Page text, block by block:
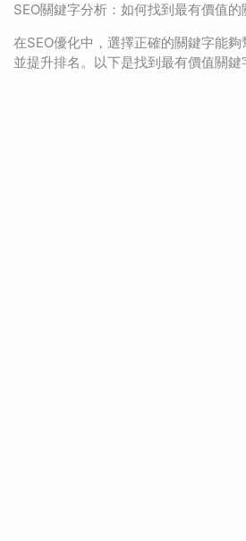
SEO關鍵字分析：如何找到最有價值
在SEO優化中，選擇正確的關鍵字能
並提升排名。以下是找到最有價值關鍵